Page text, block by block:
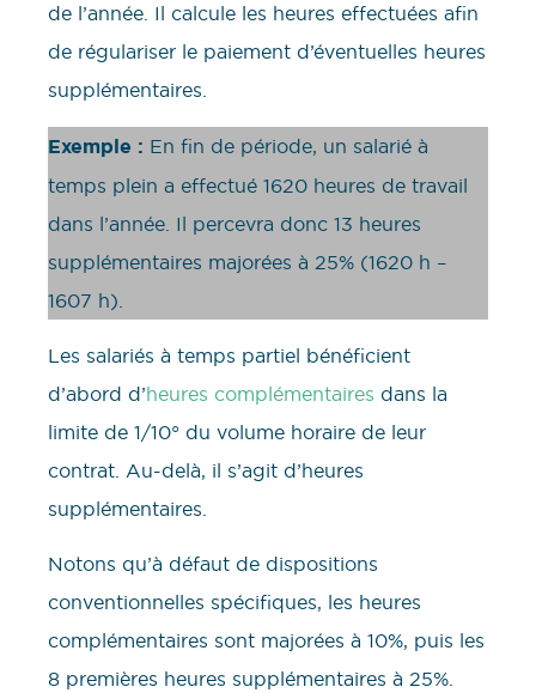
de l’année. Il calcule les heures effectuées afin
de régulariser le paiement d’éventuelles heures
supplémentaires.
Exemple : En fin de période, un salarié à
temps plein a effectué 1620 heures de travail
dans l’année. Il percevra donc 13 heures
supplémentaires majorées à 25% (1620 h –
1607 h).
Les salariés à temps partiel bénéficient
d’abord d’heures complémentaires dans la
limite de 1/10° du volume horaire de leur
contrat. Au-delà, il s’agit d’heures
supplémentaires.
Notons qu’à défaut de dispositions
conventionnelles spécifiques, les heures
complémentaires sont majorées à 10%, puis les
8 premières heures supplémentaires à 25%.